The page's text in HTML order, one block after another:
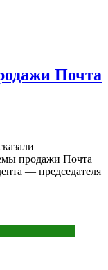
Почта
продажи Почта
— председателя